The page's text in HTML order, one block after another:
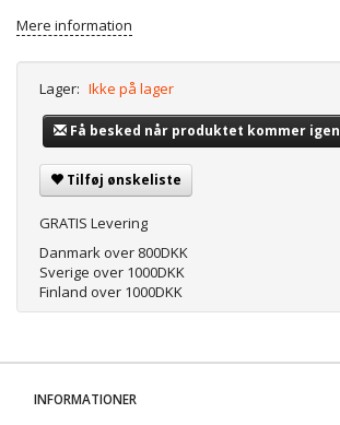
Mere information
Lager: Ikke på lager
Få besked når produktet kommer igen
Tilføj ønskeliste
GRATIS Levering
Danmark over 800DKK
Sverige over 1000DKK
Finland over 1000DKK
INFORMATIONER